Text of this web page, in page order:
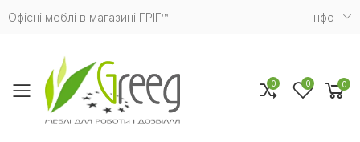
Офісні меблі в магазині ГРІГ™ Iнфо
Toggle mobile menu
0 0 0